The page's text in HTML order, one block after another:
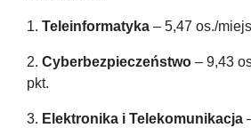
1. Teleinformatyka – 5,47 os./
2. Cyberbezpieczeństwo – 9,43
pkt.
3. Elektronika i Telekomunikacja